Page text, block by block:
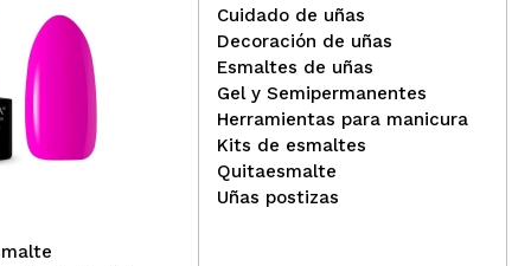
Claresa - *Celebration* -
Esmalte semipermanente
Cuidado de uñas
Decoración de uñas
Esmaltes de uñas
Gel y Semipermanentes
Herramientas para manicura
Kits de esmaltes
Quitaesmalte
Uñas postizas